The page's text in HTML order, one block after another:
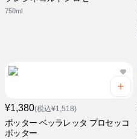
750ml
¥1,380(税込¥1,518)
ボッター ベッラレッタ プロセッコ
ボッター